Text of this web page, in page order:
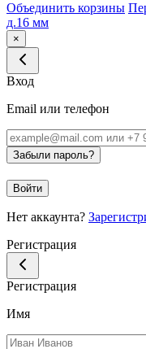
Объединить корзины
д.16 мм
×
Вход
Email или телефон
Забыли пароль?
Войти
Нет аккаунта?
Регистрация
Регистрация
Имя